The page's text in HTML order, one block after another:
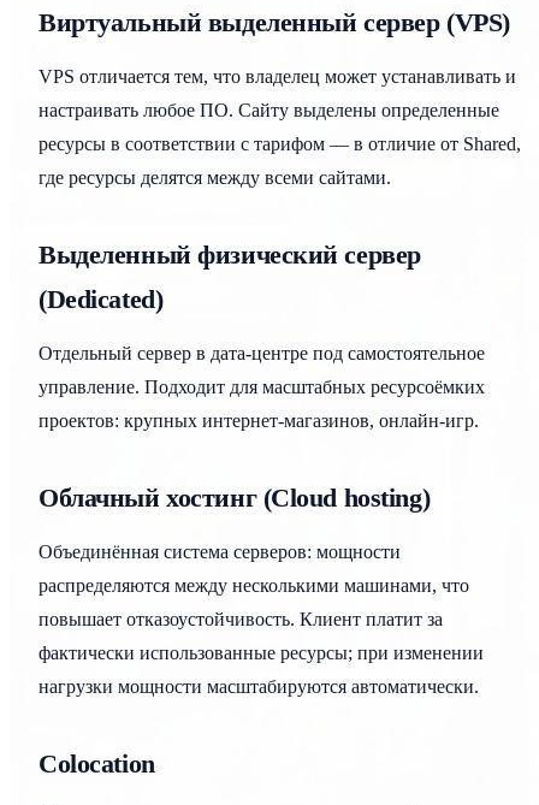
Виртуальный выделенный сервер (VPS)
VPS отличается тем, что владелец может устанавливать и
настраивать любое ПО. Сайту выделены определенные
ресурсы в соответствии с тарифом — в отличие от Shared,
где ресурсы делятся между всеми сайтами.
Выделенный физический сервер
(Dedicated)
Отдельный сервер в дата-центре под самостоятельное
управление. Подходит для масштабных ресурсоёмких
проектов: крупных интернет-магазинов, онлайн-игр.
Облачный хостинг (Cloud hosting)
Объединённая система серверов: мощности
распределяются между несколькими машинами, что
повышает отказоустойчивость. Клиент платит за
фактически использованные ресурсы; при изменении
нагрузки мощности масштабируются автоматически.
Colocation